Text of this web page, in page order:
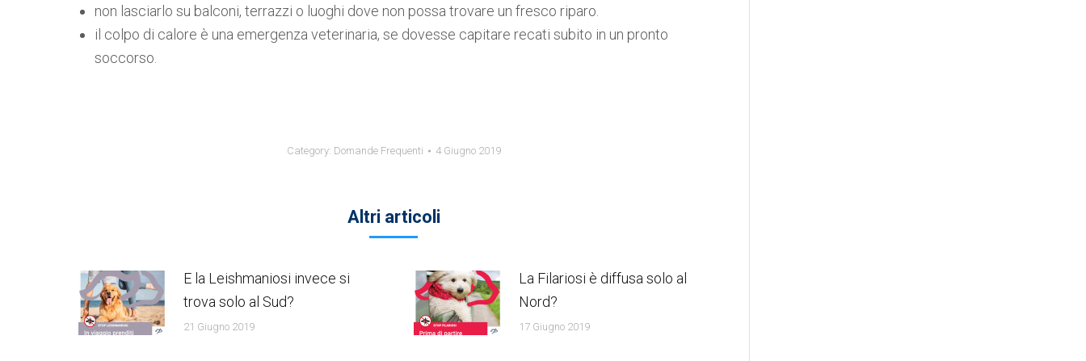
non lasciarlo su balconi, terrazzi o luoghi dove non possa trovare un fresco riparo.
il colpo di calore è una emergenza veterinaria, se dovesse capitare recati subito in un pronto
soccorso.
Category: Domande Frequenti 4 Giugno 2019
Altri articoli
E la Leishmaniosi invece si
trova solo al Sud?
21 Giugno 2019
La Filariosi è diffusa solo al
Nord?
17 Giugno 2019